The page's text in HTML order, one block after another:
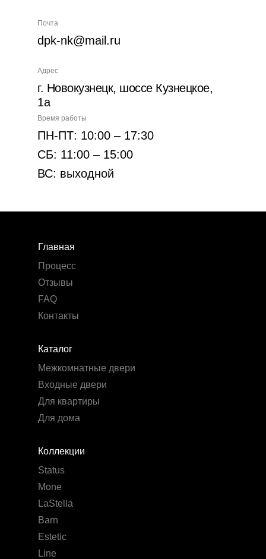
Почта
dpk-nk@mail.ru
Время работы
ПН-ПТ: 10:00 – 17:30
СБ: 11:00 – 15:00
ВС: выходной
Адрес
г. Новокузнецк, шоссе Кузнецкое,
1а
Коллекции
Status
Mone
LaStella
Barn
Estetic
Line
Каталог
Межкомнатные двери
Входные двери
Для квартиры
Для дома
Главная
Процесс
Отзывы
FAQ
Контакты